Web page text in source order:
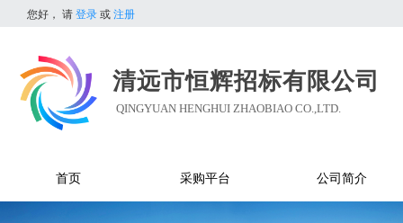
您好， 请 登录 或 注册
清远市恒辉招标有限公司
QINGYUAN HENGHUI ZHAOBIAO CO.,LTD.
首页 采购平台 公司简介